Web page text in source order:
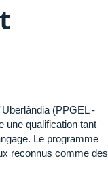
(PPGEL -
une qualification tant
Le programme
reconnus comme des